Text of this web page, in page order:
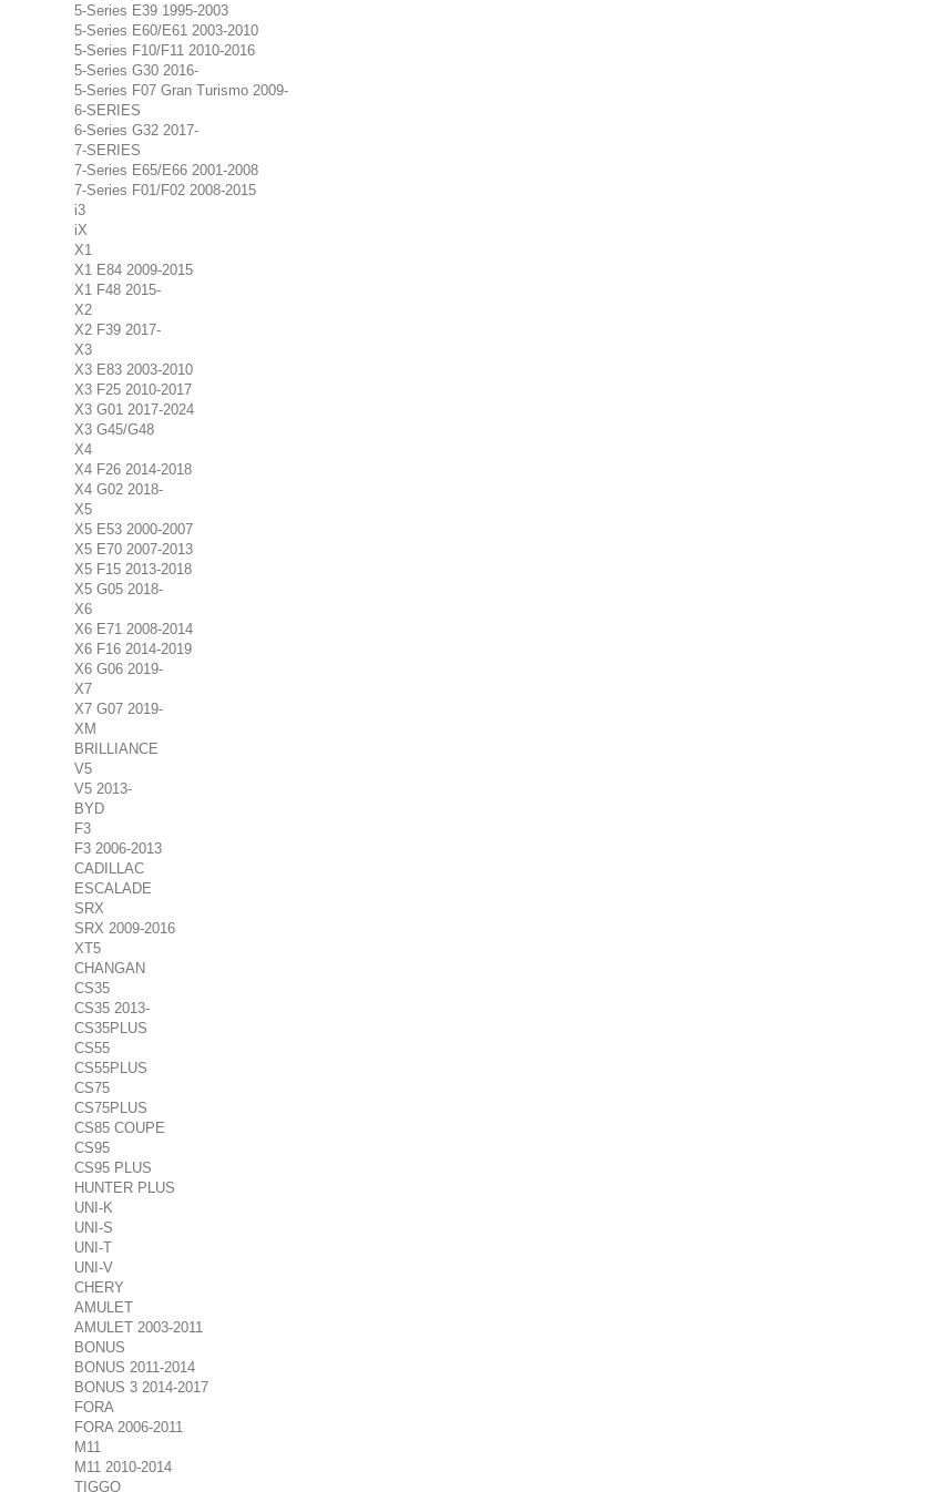
5-Series E39 1995-2003
5-Series E60/E61 2003-2010
5-Series F10/F11 2010-2016
5-Series G30 2016-
5-Series F07 Gran Turismo 2009-
6-SERIES
6-Series G32 2017-
7-SERIES
7-Series E65/E66 2001-2008
7-Series F01/F02 2008-2015
i3
iX
X1
X1 E84 2009-2015
X1 F48 2015-
X2
X2 F39 2017-
X3
X3 E83 2003-2010
X3 F25 2010-2017
X3 G01 2017-2024
X3 G45/G48
X4
X4 F26 2014-2018
X4 G02 2018-
X5
X5 E53 2000-2007
X5 E70 2007-2013
X5 F15 2013-2018
X5 G05 2018-
X6
X6 E71 2008-2014
X6 F16 2014-2019
X6 G06 2019-
X7
X7 G07 2019-
XM
BRILLIANCE
V5
V5 2013-
BYD
F3
F3 2006-2013
CADILLAC
ESCALADE
SRX
SRX 2009-2016
XT5
CHANGAN
CS35
CS35 2013-
CS35PLUS
CS55
CS55PLUS
CS75
CS75PLUS
CS85 COUPE
CS95
CS95 PLUS
HUNTER PLUS
UNI-K
UNI-S
UNI-T
UNI-V
CHERY
AMULET
AMULET 2003-2011
BONUS
BONUS 2011-2014
BONUS 3 2014-2017
FORA
FORA 2006-2011
M11
M11 2010-2014
TIGGO